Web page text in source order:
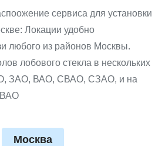
сервиса для установки
Локации удобно
любого из районов Москвы.
лобового стекла в нескольких
ЗАО, ВАО, СВАО, СЗАО, и на
Москва